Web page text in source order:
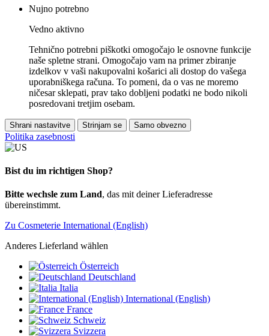
Nujno potrebno
Vedno aktivno
Tehnično potrebni piškotki omogočajo le osnovne funkcije
naše spletne strani. Omogočajo vam na primer zbiranje
izdelkov v vaši nakupovalni košarici ali dostop do vašega
uporabniškega računa. To pomeni, da o vas ne moremo
ničesar sklepati, prav tako dobljeni podatki ne bodo nikoli
posredovani tretjim osebam.
Shrani nastavitve Strinjam se Samo obvezno
Politika zasebnosti
Bist du im richtigen Shop?
Bitte wechsle zum Land, das mit deiner Lieferadresse
übereinstimmt.
Zu Cosmeterie International (English)
Anderes Lieferland wählen
Österreich
Deutschland
Italia
International (English)
France
Schweiz
Svizzera